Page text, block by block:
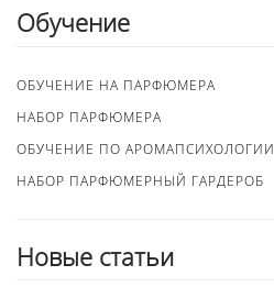
Обучение
ОБУЧЕНИЕ НА ПАРФЮМЕРА
НАБОР ПАРФЮМЕРА
ОБУЧЕНИЕ ПО АРОМАПСИХОЛОГИИ
НАБОР ПАРФЮМЕРНЫЙ ГАРДЕРОБ
Новые статьи